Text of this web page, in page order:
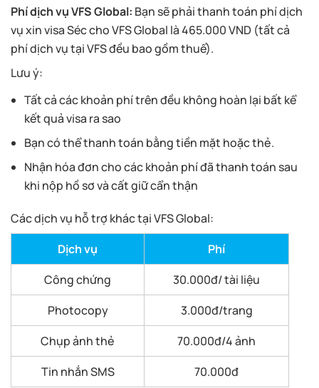
Phí dịch vụ VFS Global: Bạn sẽ phải thanh toán phí dịch
vụ xin visa Séc cho VFS Global là 465.000 VND (tất cả
phí dịch vụ tại VFS đều bao gồm thuế).
Lưu ý:
Tất cả các khoản phí trên đều không hoàn lại bất kể
kết quả visa ra sao
Bạn có thể thanh toán bằng tiền mặt hoặc thẻ.
Nhận hóa đơn cho các khoản phí đã thanh toán sau
khi nộp hồ sơ và cất giữ cẩn thận
Các dịch vụ hỗ trợ khác tại VFS Global:
Dịch vụ
Phí
Công chứng
30.000đ/ tài liệu
Photocopy
3.000đ/trang
Chụp ảnh thẻ
70.000đ/4 ảnh
Tin nhắn SMS
70.000đ